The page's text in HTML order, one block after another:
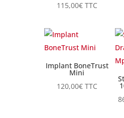
115,00€ TTC
Implant BoneTrust
Mini
120,00€ TTC